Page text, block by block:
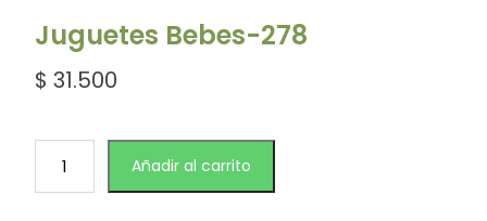
Juguetes Bebes-278
$ 31.500
Añadir al carrito